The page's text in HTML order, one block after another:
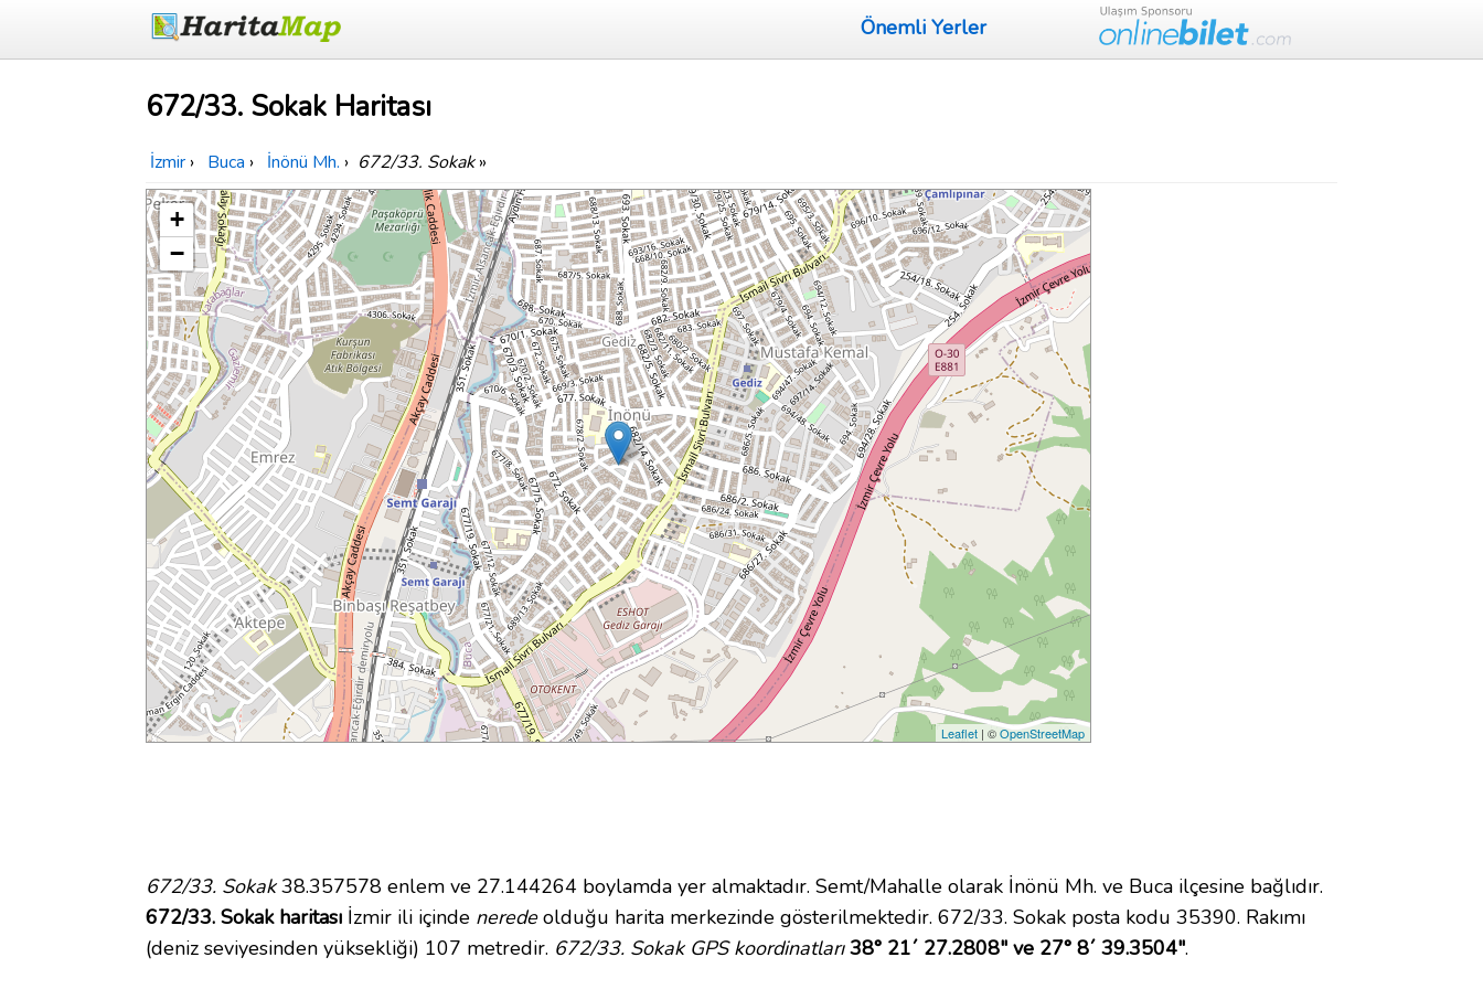
Önemli Yerler
672/33. Sokak Haritası
İzmir › Buca › İnönü Mh. › 672/33. Sokak»
+
−
Leaflet | ©OpenStreetMap
672/33. Sokak38.357578 enlem ve 27.144264 boylamda yer almaktadır. Semt/Mahalle olarak İnönü Mh. ve Buca ilçesine bağlıdır.
672/33. Sokak haritası İzmir ili içinde neredeolduğu harita merkezinde gösterilmektedir. 672/33. Sokak posta kodu 35390. Rakımı
(deniz seviyesinden yüksekliği) 107 metredir. 672/33. Sokak GPS koordinatları 38° 21´ 27.2808" ve 27° 8´ 39.3504".